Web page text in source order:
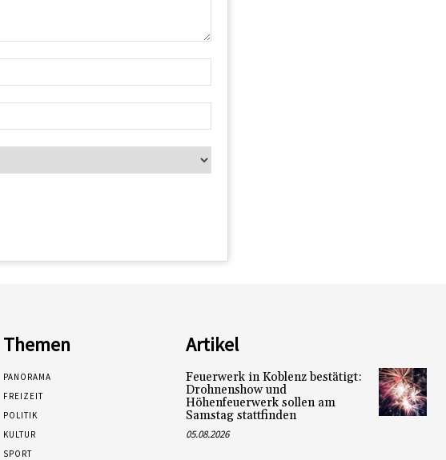
Themen
PANORAMA
FREIZEIT
POLITIK
KULTUR
SPORT
Artikel
Feuerwerk in Koblenz bestätigt:
Drohnenshow und
Höhenfeuerwerk sollen am
Samstag stattfinden
05.08.2026